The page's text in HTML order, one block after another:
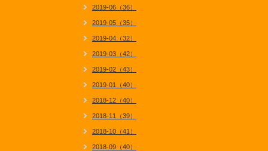
2019-06（36）
2019-05（35）
2019-04（32）
2019-03（42）
2019-02（43）
2019-01（40）
2018-12（40）
2018-11（39）
2018-10（41）
2018-09（40）